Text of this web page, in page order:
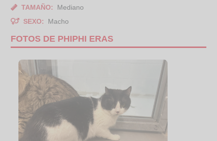
TAMAÑO:
Mediano
SEXO:
Macho
FOTOS DE PHIPHI ERAS